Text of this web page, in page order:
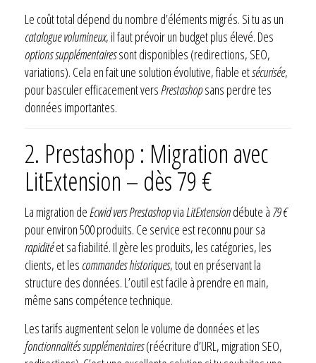
Le coût total dépend du nombre d’éléments migrés. Si tu as un
catalogue volumineux, il faut prévoir un budget plus élevé. Des
options supplémentairessont disponibles (redirections, SEO,
variations). Cela en fait une solution évolutive, fiable etsécurisée,
pour basculer efficacement versPrestashopsans perdre tes
données importantes.
2. Prestashop : Migration avec
LitExtension – dès 79 €
La migration deEcwid vers PrestashopviaLitExtensiondébute à 79 €
pour environ 500 produits. Ce service est reconnu pour sa
rapiditéet sa fiabilité. Il gère les produits, les catégories, les
clients, et les commandes historiques, tout en préservant la
structure des données. L’outil est facile à prendre en main,
même sans compétence technique.
Les tarifs augmentent selon le volume de données et les
fonctionnalités supplémentaires(réécriture d’URL, migration SEO,